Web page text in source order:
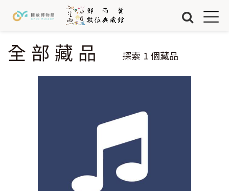
關於我們
Jump to Navigation
Jump to Main content
您在這裡
全部藏品 探索 1 個藏品